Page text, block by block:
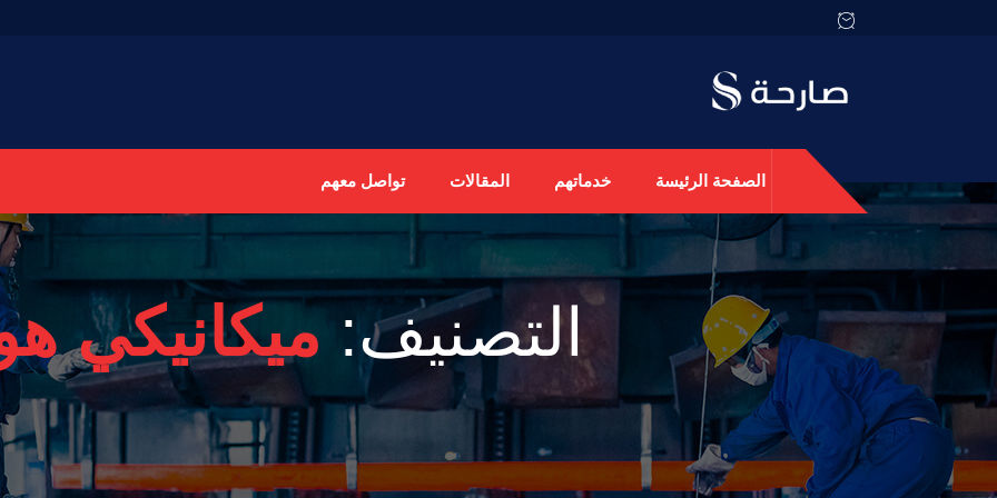
الصفحة الرئيسة خدماتهم المقالات تواصل معهم
التصنيف: ميكانيكي